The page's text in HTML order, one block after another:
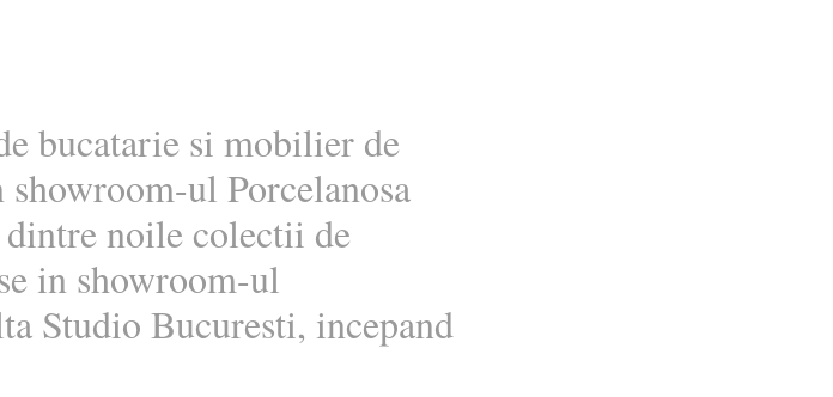
bucatarie si mobilier de
ul Porcelanosa
noile colectii de
in showroom-ul
Studio Bucuresti, incepand